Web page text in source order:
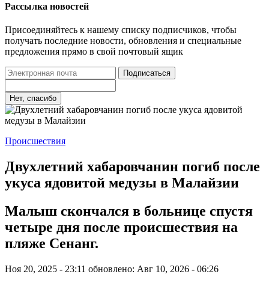
Рассылка новостей
Присоединяйтесь к нашему списку подписчиков, чтобы
получать последние новости, обновления и специальные
предложения прямо в свой почтовый ящик
Подписаться
Нет, спасибо
Происшествия
Двухлетний хабаровчанин погиб после
укуса ядовитой медузы в Малайзии
Малыш скончался в больнице спустя
четыре дня после происшествия на
пляже Сенанг.
Ноя 20, 2025 - 23:11 обновлено: Авг 10, 2026 - 06:26